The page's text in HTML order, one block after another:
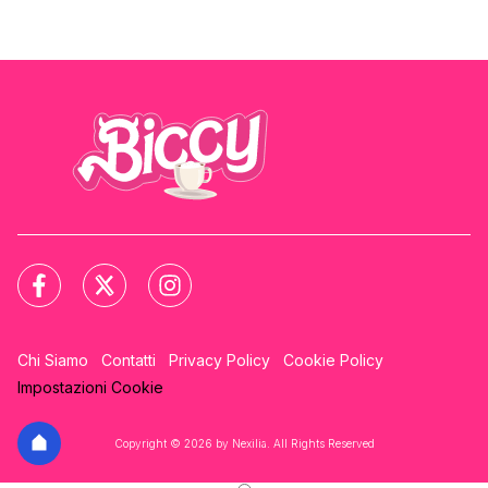
Chi Siamo Contatti Privacy Policy
Cookie Policy
Impostazioni Cookie
Copyright © 2026 by Nexilia. All Rights Reserved